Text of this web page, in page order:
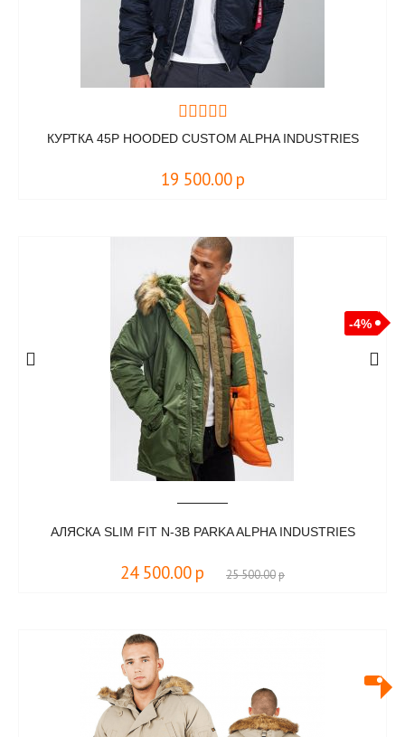
КУРТКА 45P HOODED CUSTOM ALPHA INDUSTRIES
19 500.00 р
-4%
АЛЯСКА SLIM FIT N-3B PARKA ALPHA INDUSTRIES
24 500.00 р 25 500.00р